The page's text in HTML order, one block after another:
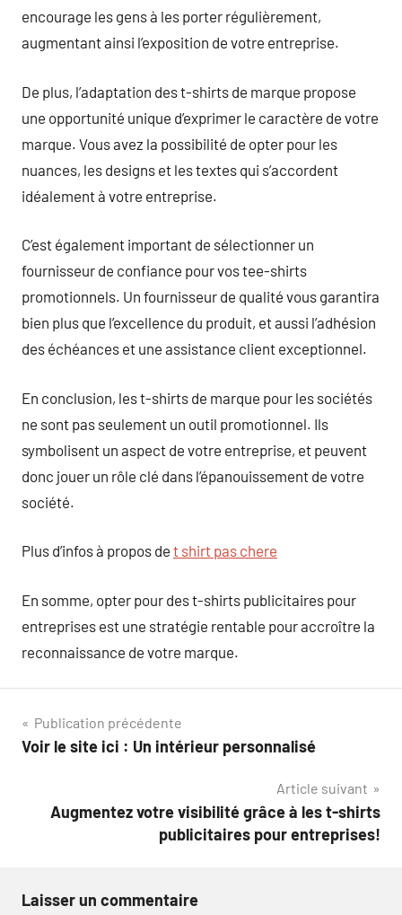
encourage les gens à les porter régulièrement,
augmentant ainsi l’exposition de votre entreprise.
De plus, l’adaptation des t-shirts de marque propose
une opportunité unique d’exprimer le caractère de votre
marque. Vous avez la possibilité de opter pour les
nuances, les designs et les textes qui s’accordent
idéalement à votre entreprise.
C’est également important de sélectionner un
fournisseur de confiance pour vos tee-shirts
promotionnels. Un fournisseur de qualité vous garantira
bien plus que l’excellence du produit, et aussi l’adhésion
des échéances et une assistance client exceptionnel.
En conclusion, les t-shirts de marque pour les sociétés
ne sont pas seulement un outil promotionnel. Ils
symbolisent un aspect de votre entreprise, et peuvent
donc jouer un rôle clé dans l’épanouissement de votre
société.
Plus d’infos à propos de t shirt pas chere
En somme, opter pour des t-shirts publicitaires pour
entreprises est une stratégie rentable pour accroître la
reconnaissance de votre marque.
Navigation
de
Publication précédente
Voir le site ici : Un intérieur personnalisé
Article suivant
Augmentez votre visibilité grâce à les t-shirts
publicitaires pour entreprises!
Laisser un commentaire